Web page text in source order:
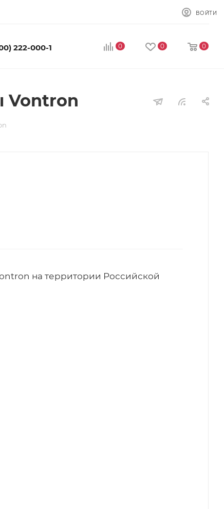
ВОЙТИ
222-000-1 0 0 0
Vontron
на территории Российской